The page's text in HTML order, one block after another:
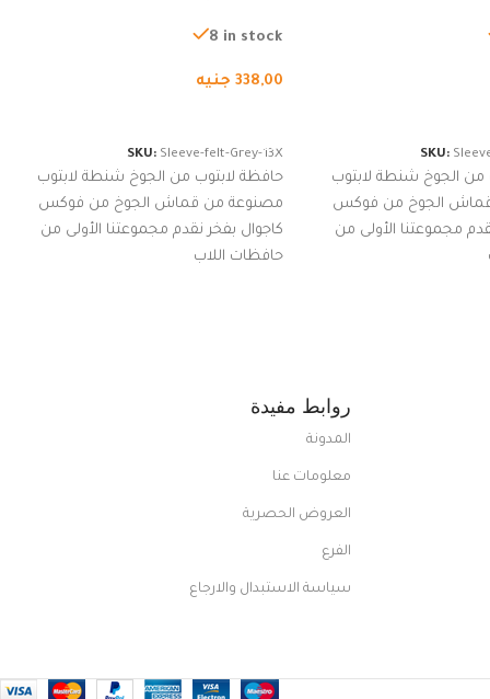
نوت بوك والتابلت،
SKU:
من الجوخ شنطة لابتوب
الجوخ من فوكس
مجموعتنا الأولى من
من الجوخ لجهاز نوت بوك والتابلت،
8 in stock
338,00 جنيه
SKU: Sleeve-felt-Grey-13X
حافظة لابتوب من الجوخ شنطة لابتوب
مصنوعة من قماش الجوخ من فوكس
كاجوال بفخر نقدم مجموعتنا الأولى من
حافظات اللاب
روابط مفيدة
المدونة
معلومات عنا
العروض الحصرية
الفرع
سياسة الاستبدال والارجاع